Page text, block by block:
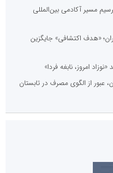
مسیر آکادمی بین‌المللی
«هدف اکتشافی» جایگزین
امروز، نابغه فردا»
از الگوی مصرف در تابستان